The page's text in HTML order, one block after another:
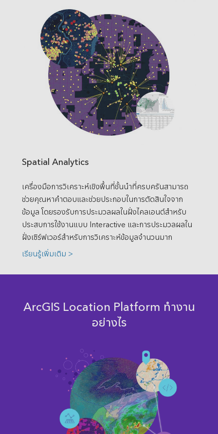
Spatial Analytics
เครื่องมือการวิเคราะห์เชิงพื้นที่ชั้นนำที่ครบครันสามารถ
ช่วยคุณหาคำตอบและช่วยประกอบในการตัดสินใจจาก
ข้อมูล โดยรองรับการประมวลผลในฝั่งไคลเอนต์สำหรับ
ประสบการใช้งานแบบ Interactive และการประมวลผลใน
ฝั่งเซิร์ฟเวอร์สำหรับการวิเคราะห์ข้อมูลจำนวนมาก
เรียนรู้เพิ่มเติม >
ArcGIS Location Platform ทำงาน
อย่างไร